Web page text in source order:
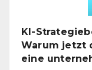
KI-
Warum jetzt
eine